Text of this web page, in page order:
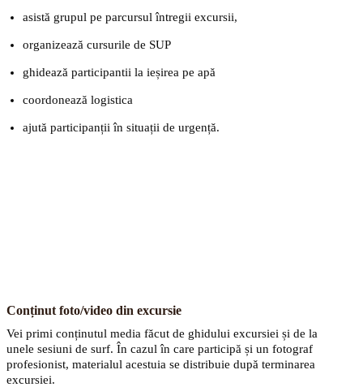
asistă grupul pe parcursul întregii excursii,
organizează cursurile de SUP
ghidează participantii la ieșirea pe apă
coordonează logistica
ajută participanții în situații de urgență.
Conținut foto/video din excursie
Vei primi conținutul media făcut de ghidului excursiei și de la
unele sesiuni de surf. În cazul în care participă și un fotograf
profesionist, materialul acestuia se distribuie după terminarea
excursiei.